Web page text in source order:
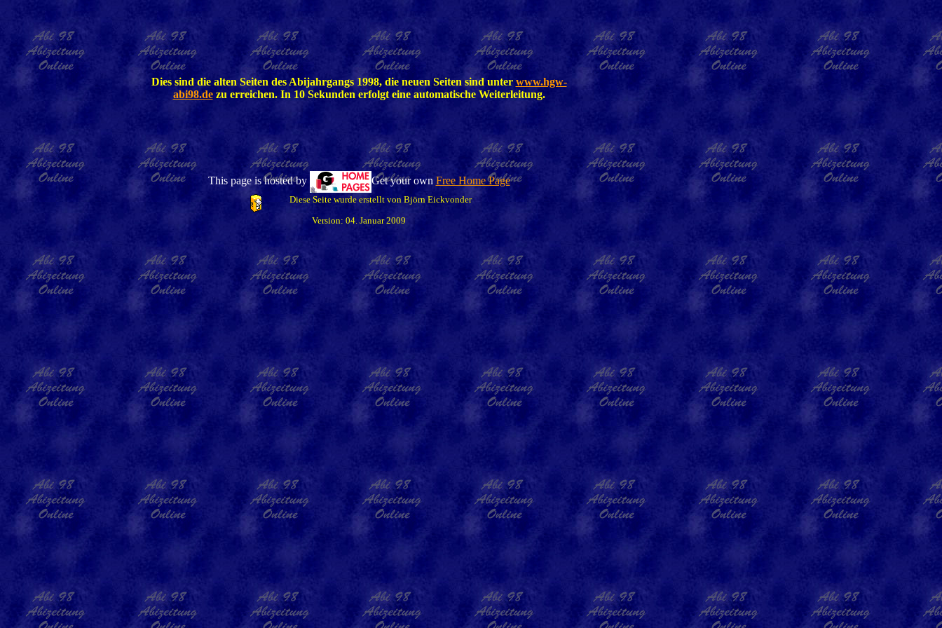
Dies sind die alten Seiten des Abijahrgangs 1998, die neuen Seiten sind unter www.hgw-
abi98.dezu erreichen. In 10 Sekunden erfolgt eine automatische Weiterleitung.
This page is hosted by Get your own Free Home Page
Diese Seite wurde erstellt von Björn Eickvonder
Version: 04. Januar 2009